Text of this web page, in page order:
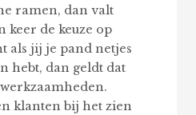
ramen, dan valt
keer de keuze op
als jij je pand netjes
hebt, dan geldt dat
klanten bij het zien